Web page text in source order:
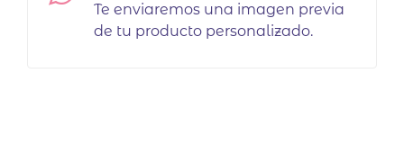
Te enviaremos una imagen previa
de tu producto personalizado.